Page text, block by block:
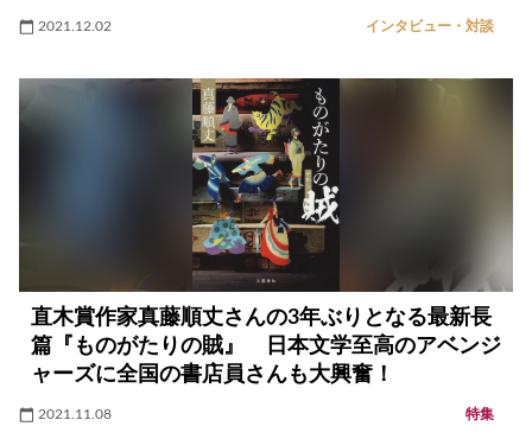
2021.12.02 インタビュー・対談
直木賞作家真藤順丈さんの3年ぶりとなる最新長
篇『ものがたりの賊』 日本文学至高のアベンジ
ャーズに全国の書店員さんも大興奮！
2021.11.08 特集